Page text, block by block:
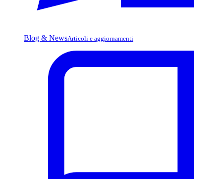
Blog & NewsArticoli e aggiornamenti